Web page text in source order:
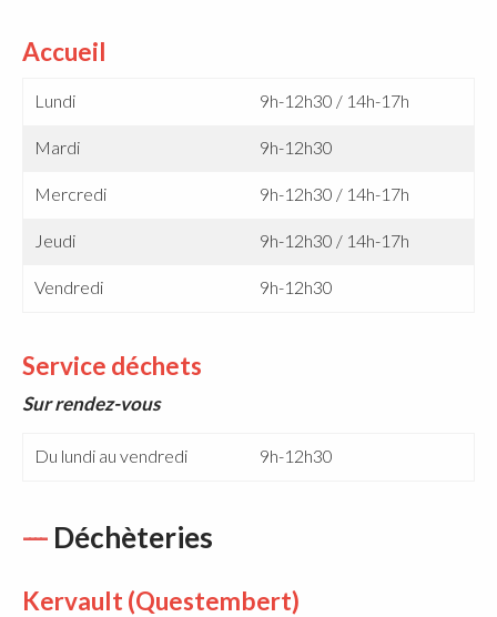
Accueil
Lundi 9h-12h30 / 14h-17h
Mardi 9h-12h30
Mercredi 9h-12h30 / 14h-17h
Jeudi 9h-12h30 / 14h-17h
Vendredi 9h-12h30
Service déchets
Sur rendez-vous
Du lundi au vendredi 9h-12h30
Déchèteries
Kervault (Questembert)